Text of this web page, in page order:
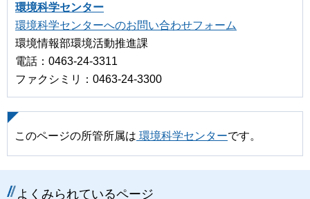
環境科学センター
環境科学センターへのお問い合わせフォーム
環境情報部環境活動推進課
電話：0463-24-3311
ファクシミリ：0463-24-3300
このページの所管所属は 環境科学センターです。
よくみられているページ